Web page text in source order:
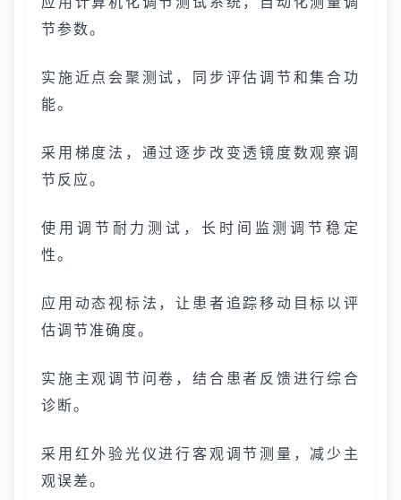
节参数。
实施近点会聚测试，同步评估调节和集合功
能。
采用梯度法，通过逐步改变透镜度数观察调
节反应。
使用调节耐力测试，长时间监测调节稳定
性。
应用动态视标法，让患者追踪移动目标以评
估调节准确度。
实施主观调节问卷，结合患者反馈进行综合
诊断。
采用红外验光仪进行客观调节测量，减少主
观误差。